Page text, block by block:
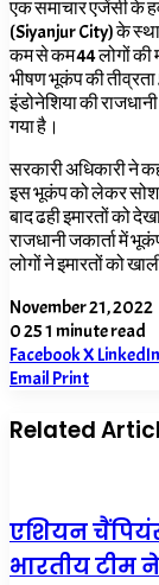
एक समाचार एजेंसी के
(Siyanjur City) के
कम से कम 44 लोगों
भीषण भूकंप की तीव्रता
इंडोनेशिया की
गया है।
सरकारी अधिकारी ने
इस भूकंप को लेकर
बाद ढही इमारतों को
राजधानी जकार्ता में
लोगों ने इमारतों को
November 21, 2022
0251 minute read
FacebookXLinkedIn
Email Print
Related
एशियन चैंपियंस
भारतीय टीम ने